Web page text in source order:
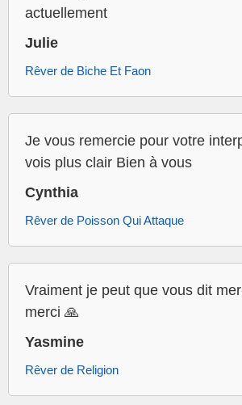
actuellement
Julie
Rêver de Biche Et Faon
Je vous remercie pour votre
vois plus clair Bien à vous
Cynthia
Rêver de Poisson Qui Attaque
Vraiment je peut que vous dit
merci 🙏
Yasmine
Rêver de Religion